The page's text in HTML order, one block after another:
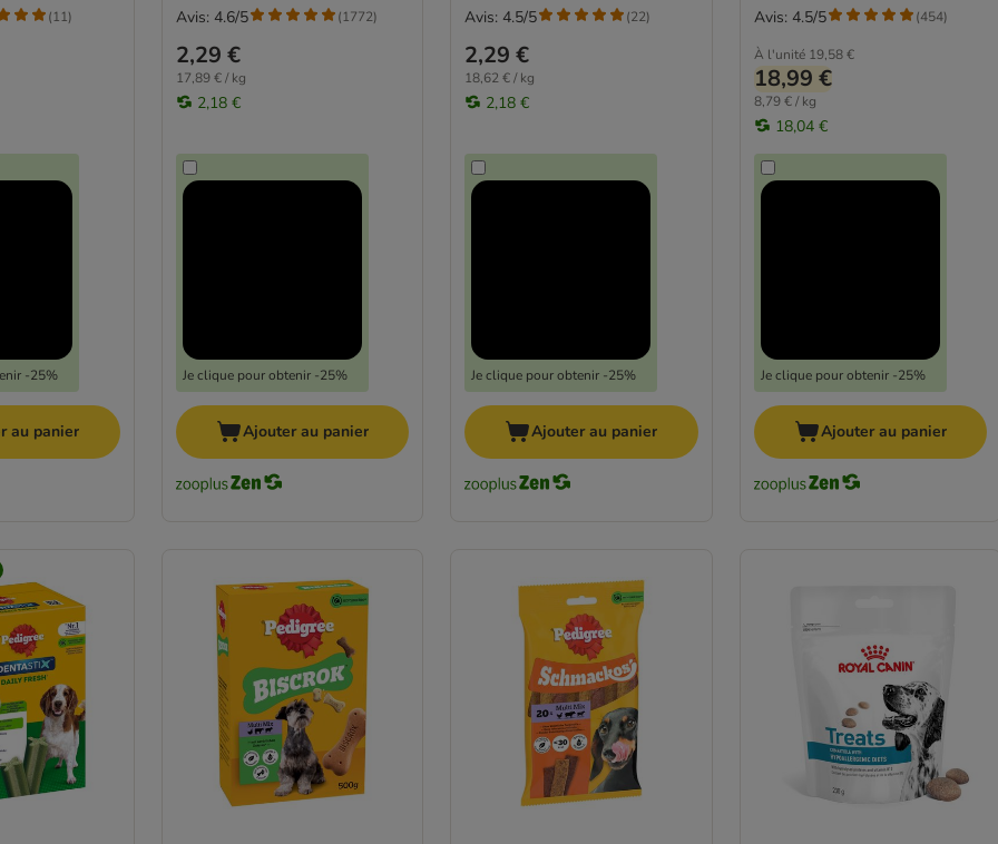
-25%
(11)
au panier
2,29 €
17,89 € / kg
2,18 €
Je clique pour obtenir -25%
Avis: 4.6/5 (1772)
Ajouter au panier
2,29 €
18,62 € / kg
2,18 €
Je clique pour obtenir -25%
Avis: 4.5/5 (22)
Ajouter au panier
À l'unité 19,58 €
18,99 €
8,79 € / kg
18,04 €
Je clique pour obtenir -25%
Avis: 4.5/5 (454)
Ajouter au panier